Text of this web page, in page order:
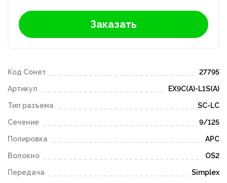
Заказать
Код Сонет 27795
Артикул EX9C(A)-L1S(A)
Тип разъема SC-LC
Сечение 9/125
Полировка APC
Волокно OS2
Передача Simplex